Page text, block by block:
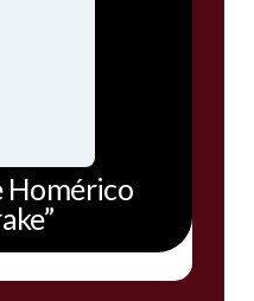
Homérico